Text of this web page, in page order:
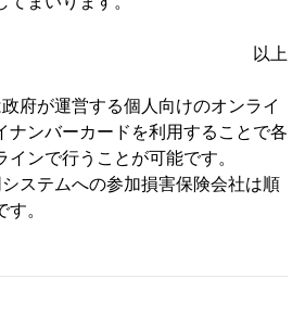
以上
府が運営する個人向けのオンライ
ナンバーカードを利用することで各
ンで行うことが可能です。
ステムへの参加損害保険会社は順
。